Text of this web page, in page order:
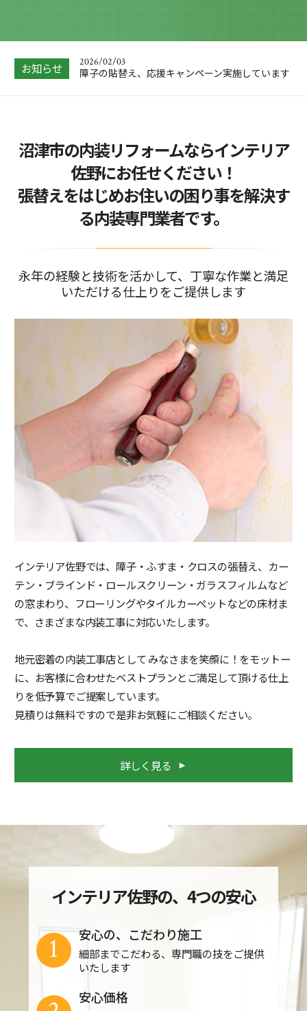
お知らせ
2026/05/09
中東情勢の緊迫化による、価格改定があります。
2026/02/03
障子の貼替え、応援キャンペーン実施しています
抜け落ちそうでしたキッチンの床を、リーズナブ
ルにリフォーム…
2026/01/04
大掃除をしてわかった、浴室の窓にはフッ素コー
トのブラインド…
2026/05/09
沼津市の内装リフォームならインテリア
佐野にお任せください！
張替えをはじめお住いの困り事を解決す
る内装専門業者です。
永年の経験と技術を活かして、丁寧な作業と満足
いただける仕上りをご提供します
インテリア佐野では、障子・ふすま・クロスの張替え、カー
テン・ブラインド・ロールスクリーン・ガラスフィルムなど
の窓まわり、フローリングやタイルカーペットなどの床材ま
で、さまざまな内装工事に対応いたします。
地元密着の内装工事店として みなさまを笑顔に！をモットー
に、お客様に合わせたベストプランとご満足して頂ける仕上
りを低予算でご提案しています。
見積りは無料ですので是非お気軽にご相談ください。
詳しく見る
インテリア佐野の、4つの安心
安心の、こだわり施工
細部までこだわる、専門職の技をご提供
いたします
1
安心価格